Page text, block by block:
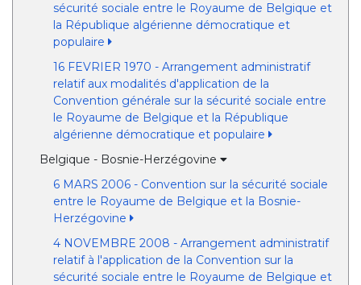
sécurité sociale entre le Royaume de Belgique et
la République algérienne démocratique et
populaire
16 FEVRIER 1970 - Arrangement administratif
relatif aux modalités d'application de la
Convention générale sur la sécurité sociale entre
le Royaume de Belgique et la République
algérienne démocratique et populaire
Belgique - Bosnie-Herzégovine
6 MARS 2006 - Convention sur la sécurité sociale
entre le Royaume de Belgique et la Bosnie-
Herzégovine
4 NOVEMBRE 2008 - Arrangement administratif
relatif à l'application de la Convention sur la
sécurité sociale entre le Royaume de Belgique et